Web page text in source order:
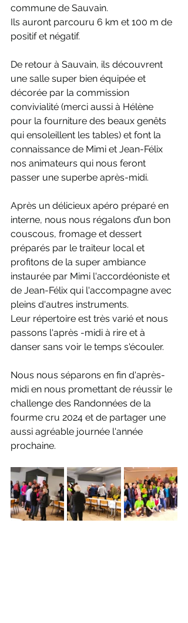
commune de Sauvain.
Ils auront parcouru 6 km et 100 m de
positif et négatif.
De retour à Sauvain, ils découvrent
une salle super bien équipée et
décorée par la commission
convivialité (merci aussi à Hélène
pour la fourniture des beaux genêts
qui ensoleillent les tables) et font la
connaissance de Mimi et Jean-Félix
nos animateurs qui nous feront
passer une superbe après-midi.
Après un délicieux apéro préparé en
interne, nous nous régalons d’un bon
couscous, fromage et dessert
préparés par le traiteur local et
profitons de la super ambiance
instaurée par Mimi l'accordéoniste et
de Jean-Félix qui l'accompagne avec
pleins d'autres instruments.
Leur répertoire est très varié et nous
passons l'après -midi à rire et à
danser sans voir le temps s'écouler.
Nous nous séparons en fin d'après-
midi en nous promettant de réussir le
challenge des Randonnées de la
fourme cru 2024 et de partager une
aussi agréable journée l'année
prochaine.